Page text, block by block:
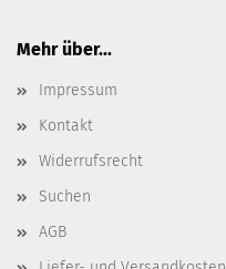
Mehr über...
Impressum
Kontakt
Widerrufsrecht
Suchen
AGB